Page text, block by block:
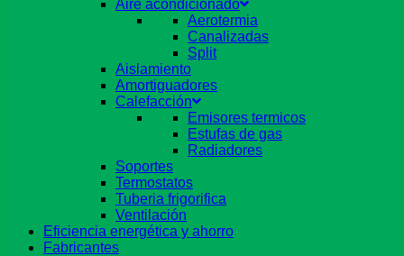
Aire acondicionado
Aerotermia
Canalizadas
Split
Aislamiento
Amortiguadores
Calefacción
Emisores termicos
Estufas de gas
Radiadores
Soportes
Termostatos
Tuberia frigorifica
Ventilación
Eficiencia energética y ahorro
Fabricantes